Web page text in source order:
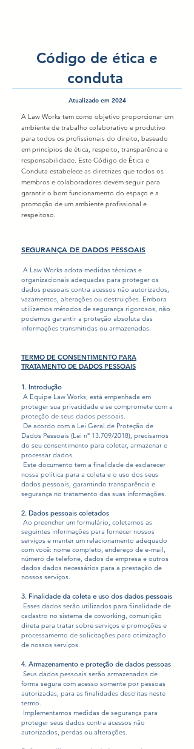
Código de ética e
conduta
Atualizado em 2024
A Law Works tem como objetivo proporcionar um
ambiente de trabalho colaborativo e produtivo
para todos os profissionais do direito, baseado
em princípios de ética, respeito, transparência e
responsabilidade. Este Código de Ética e
Conduta estabelece as diretrizes que todos os
membros e colaboradores devem seguir para
garantir o bom funcionamento do espaço e a
promoção de um ambiente profissional e
respeitoso.
SEGURANÇA DE DADOS PESSOAIS
​A Law Works adota medidas técnicas e
organizacionais adequadas para proteger os
dados pessoais contra acessos não autorizados,
vazamentos, alterações ou destruições. Embora
utilizemos métodos de segurança rigorosos, não
podemos garantir a proteção absoluta das
informações transmitidas ou armazenadas.
TERMO DE CONSENTIMENTO PARA
TRATAMENTO DE DADOS PESSOAIS
1. Introdução​
A Equipe Law Works, está empenhada em
proteger sua privacidade e se compromete com a
proteção de seus dados pessoais.
De acordo com a Lei Geral de Proteção de
Dados Pessoais (Lei nº 13.709/2018), precisamos
do seu consentimento para coletar, armazenar e
processar dados.
Este documento tem a finalidade de esclarecer
nossa política para a coleta e o uso dos seus
dados pessoais, garantindo transparência e
segurança no tratamento das suas informações.
2. Dados pessoais coletados​
Ao preencher um formulário, coletamos as
seguintes informações para fornecer nossos
serviços e manter um relacionamento adequado
com você: nome completo, endereço de e-mail,
número de telefone, dados de empresa e outros
dados dados necessários para a prestação de
nossos serviços.
3. Finalidade da coleta e uso dos dados pessoais​
Esses dados serão utilizados para fiinalidade de
cadastro no sistema de coworking, comunição
direta para tratar sobre serviços e promoções e
processamento de solicitações para otimização
de nossos serviços.​
4. Armazenamento e proteção de dados pessoas​
Seus dados pessoais serão armazenados de
forma segura com acesso somente por pessoas
autorizadas, para as finalidades descritas neste
termo.
Implementamos medidas de segurança para
proteger seus dados contra acessos não
autorizados, perdas ou alterações.